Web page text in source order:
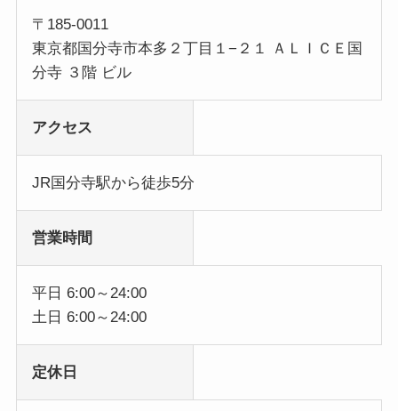
〒185-0011
東京都国分寺市本多２丁目１−２１ ＡＬＩＣＥ国
分寺 ３階 ビル
アクセス
JR国分寺駅から徒歩5分
営業時間
平日 6:00～24:00
土日 6:00～24:00
定休日